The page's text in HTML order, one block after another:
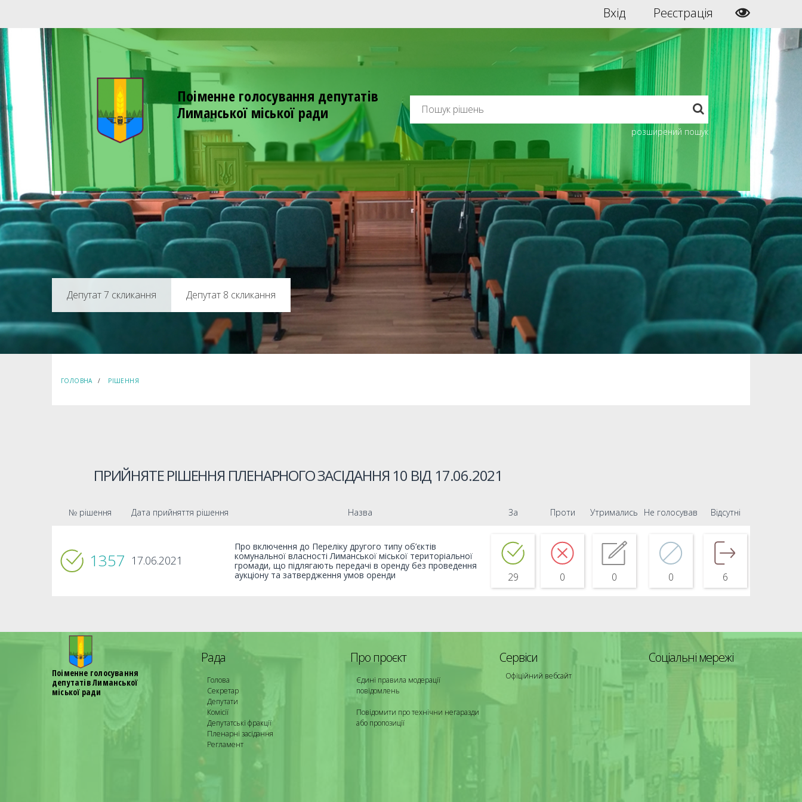
Вхід Реєстрація
Поіменне голосування депутатів
Лиманської міської ради
розширений пошук
Депутат 8 скликання
ГОЛОВНА РІШЕННЯ
ПРИЙНЯТЕ РІШЕННЯ ПЛЕНАРНОГО ЗАСІДАННЯ 10 ВІД 17.06.2021
№ рішення Дата прийняття рішення Назва За Проти Утримались Не голосував Відсутні
1357 17.06.2021
Про включення до Переліку другого типу об’єктів
комунальної власності Лиманської міської територіальної
громади, що підлягають передачі в оренду без проведення
аукціону та затвердження умов оренди
29 0 0 0 6
Поіменне голосування
депутатів Лиманської
міської ради
Рада
Голова
Секретар
Депутати
Комісії
Депутатські фракції
Пленарні засідання
Регламент
Про проєкт
Єдині правила модерації
повідомлень
Повідомити про технічни негаразди
або пропозиції
Сервіси
Офіційний вебсайт
Соціальні мережі